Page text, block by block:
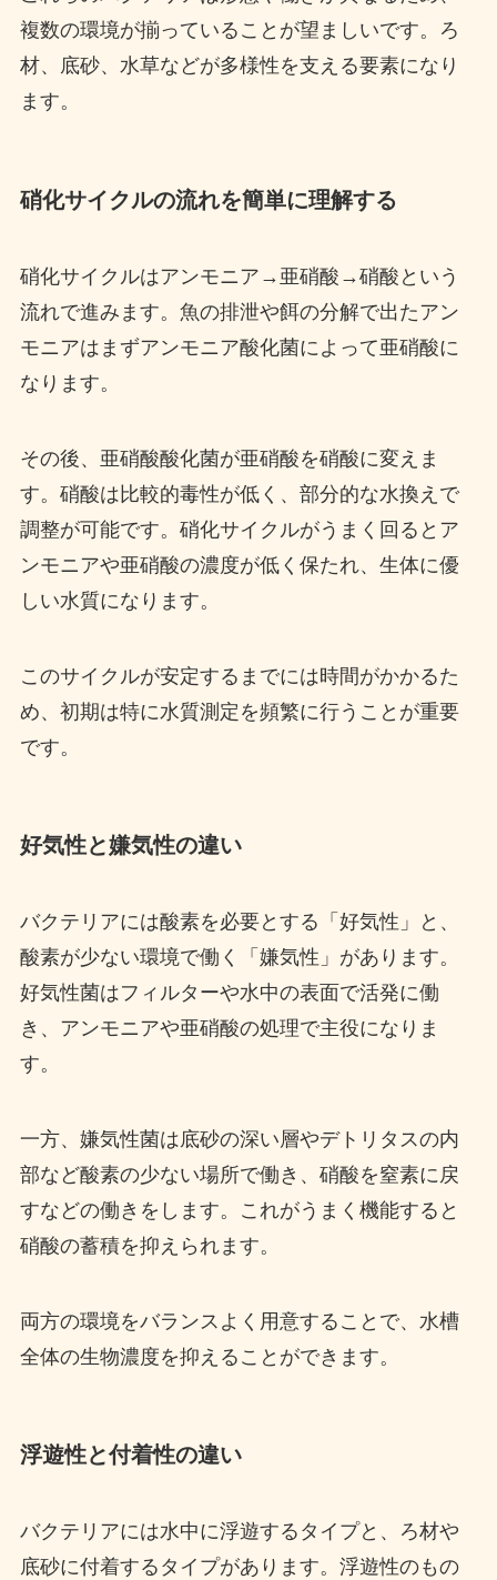
複数の環境が揃っていることが望ましいです。ろ
材、底砂、水草などが多様性を支える要素になり
ます。
硝化サイクルの流れを簡単に理解する
硝化サイクルはアンモニア→亜硝酸→硝酸という
流れで進みます。魚の排泄や餌の分解で出たアン
モニアはまずアンモニア酸化菌によって亜硝酸に
なります。
その後、亜硝酸酸化菌が亜硝酸を硝酸に変えま
す。硝酸は比較的毒性が低く、部分的な水換えで
調整が可能です。硝化サイクルがうまく回るとア
ンモニアや亜硝酸の濃度が低く保たれ、生体に優
しい水質になります。
このサイクルが安定するまでには時間がかかるた
め、初期は特に水質測定を頻繁に行うことが重要
です。
好気性と嫌気性の違い
バクテリアには酸素を必要とする「好気性」と、
酸素が少ない環境で働く「嫌気性」があります。
好気性菌はフィルターや水中の表面で活発に働
き、アンモニアや亜硝酸の処理で主役になりま
す。
一方、嫌気性菌は底砂の深い層やデトリタスの内
部など酸素の少ない場所で働き、硝酸を窒素に戻
すなどの働きをします。これがうまく機能すると
硝酸の蓄積を抑えられます。
両方の環境をバランスよく用意することで、水槽
全体の生物濃度を抑えることができます。
浮遊性と付着性の違い
バクテリアには水中に浮遊するタイプと、ろ材や
底砂に付着するタイプがあります。浮遊性のもの